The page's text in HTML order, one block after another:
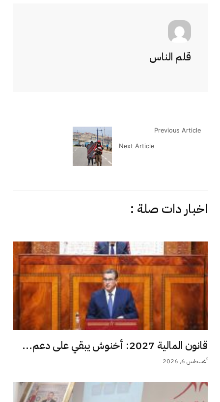
قلم الناس
Previous Article
Next Article
اخبار دات صلة :
قانون المالية 2027: أخنوش يبقي على دعم...
أغسطس 6, 2026